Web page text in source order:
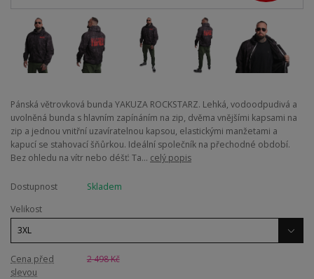
Pánská větrovková bunda YAKUZA ROCKSTARZ. Lehká, vodoodpudivá a
uvolněná bunda s hlavním zapínáním na zip, dvěma vnějšími kapsami na
zip a jednou vnitřní uzavíratelnou kapsou, elastickými manžetami a
kapucí se stahovací šňůrkou. Ideální společník na přechodné období.
Bez ohledu na vítr nebo déšť: Ta... celý popis
Dostupnost
Skladem
Velikost
Cena před
slevou
2 498 Kč